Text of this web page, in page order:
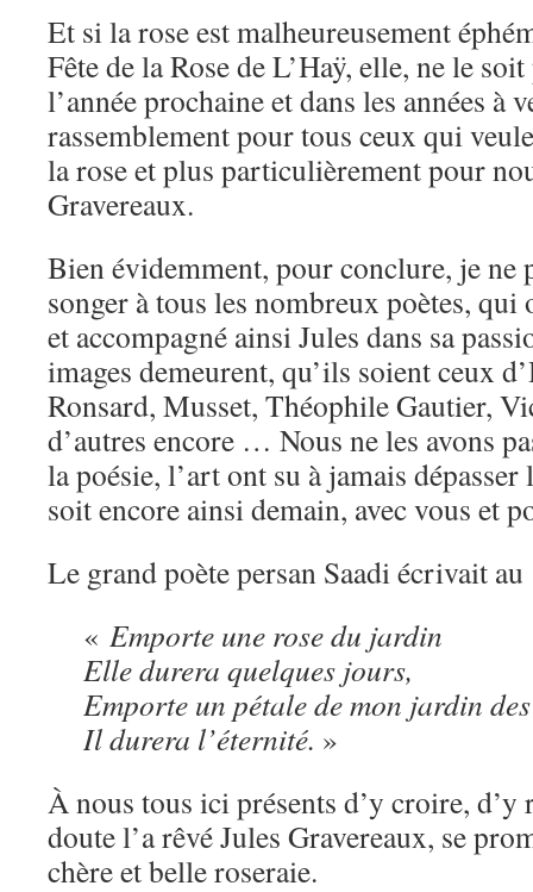
Et si la rose est malheureusement
Fête de la Rose de L’Haÿ, elle, ne le
l’année prochaine et dans les années à
rassemblement pour tous ceux qui
la rose et plus particulièrement pour
Gravereaux.
Bien évidemment, pour conclure, je ne
songer à tous les nombreux poètes, qui
et accompagné ainsi Jules dans sa
images demeurent, qu’ils soient ceux
Ronsard, Musset, Théophile Gautier,
d’autres encore … Nous ne les avons
la poésie, l’art ont su à jamais dépasser
soit encore ainsi demain, avec vous et
Le grand poète persan Saadi écrivait au
« Emporte une rose du jardin
Elle durera quelques jours,
Emporte un pétale de mon jardin
Il durera l’éternité. »
À nous tous ici présents d’y croire, d’y
doute l’a rêvé Jules Gravereaux, se
chère et belle roseraie.